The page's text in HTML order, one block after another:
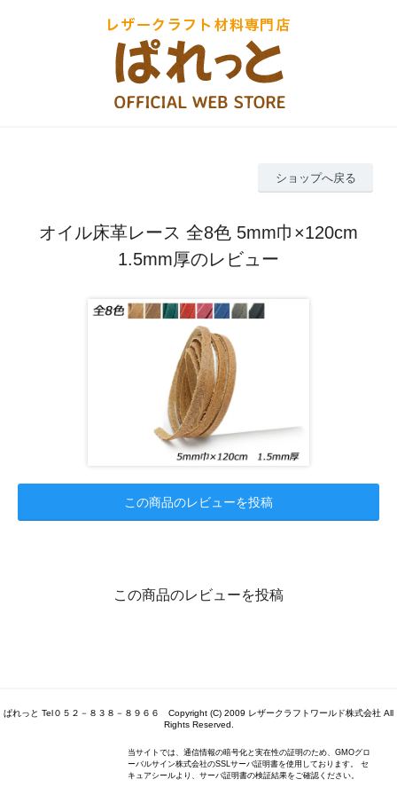
ショップへ戻る
オイル床革レース 全8色 5mm巾×120cm
1.5mm厚のレビュー
この商品のレビューを投稿
この商品のレビューを投稿
ぱれっと Tel０５２－８３８－８９６６ Copyright (C) 2009 レザークラフトワールド株式会社 All
Rights Reserved.
当サイトでは、通信情報の暗号化と実在性の証明のため、GMOグロ
ーバルサイン株式会社のSSLサーバ証明書を使用しております。 セ
キュアシールより、サーバ証明書の検証結果をご確認ください。